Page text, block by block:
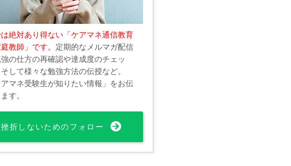
絶対あり得ない「ケアマネ通信教育
教師」です。 定期的なメルマガ配信
の仕方の再確認や達成度のチェッ
して様々な勉強方法の伝授など。
アマネ受験生が知りたい情報」をお伝
す。
挫折しないためのフォロー